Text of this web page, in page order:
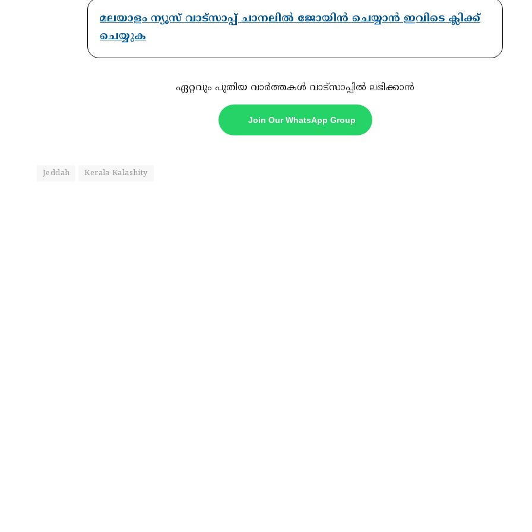
മലയാളം ന്യൂസ് വാട്സാപ്പ് ചാനലിൽ ജോയിൻ ചെയ്യാൻ ഇവിടെ ക്ലിക്ക്
ചെയ്യുക
ഏറ്റവും പുതിയ വാർത്തകൾ വാട്സാപ്പിൽ ലഭിക്കാൻ
Join Our WhatsApp Group
Jeddah Kerala Kalashity